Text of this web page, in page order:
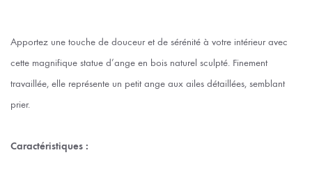
Apportez une touche de douceur et de sérénité à votre intérieur avec
cette magnifique statue d’ange en bois naturel sculpté. Finement
travaillée, elle représente un petit ange aux ailes détaillées, semblant
prier.
Caractéristiques :